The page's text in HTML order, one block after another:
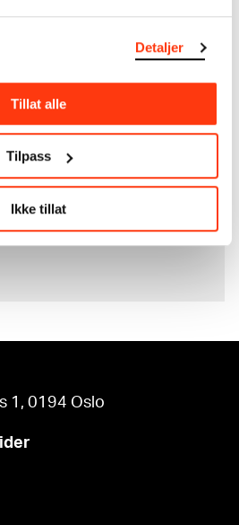
Detaljer
Tillat alle
Tilpass
Ikke tillat
over Edvard Munchs
er støttet
.
1, 0194 Oslo